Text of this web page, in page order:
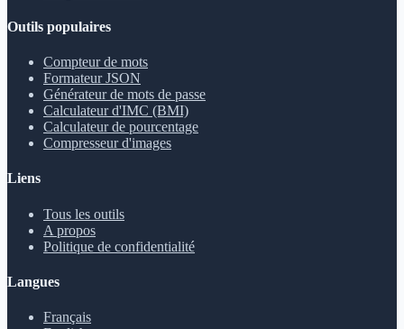
Outils populaires
Compteur de mots
Formateur JSON
Générateur de mots de passe
Calculateur d'IMC (BMI)
Calculateur de pourcentage
Compresseur d'images
Liens
Tous les outils
A propos
Politique de confidentialité
Langues
Français